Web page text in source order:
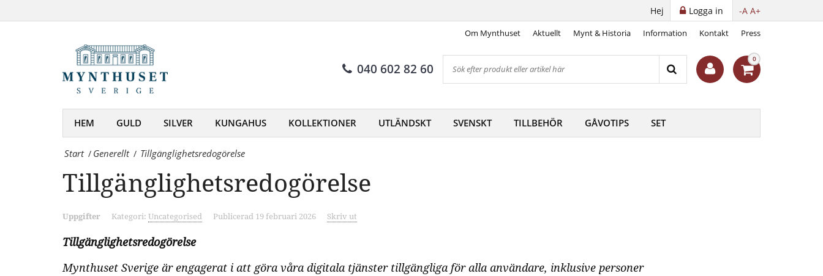
Mynthuset
-
Mynt,
medaljer,
sedlar
och
samlartillbehör
nätet
-A A+
Logga in
Hej
Om Mynthuset Aktuellt Mynt & Historia Information Kontakt Press
040 602 82 60
0
HEM GULD SILVER KUNGAHUS KOLLEKTIONER UTLÄNDSKT SVENSKT TILLBEHÖR GÅVOTIPS SET
Start / Generellt / Tillgänglighetsredogörelse
Tillgänglighetsredogörelse
Uppgifter Kategori: Uncategorised Publicerad 19 februari 2026 Skriv ut
Tillgänglighetsredogörelse
Mynthuset Sverige är engagerat i att göra våra digitala tjänster tillgängliga för alla användare, inklusive personer
samlartillbehör
på